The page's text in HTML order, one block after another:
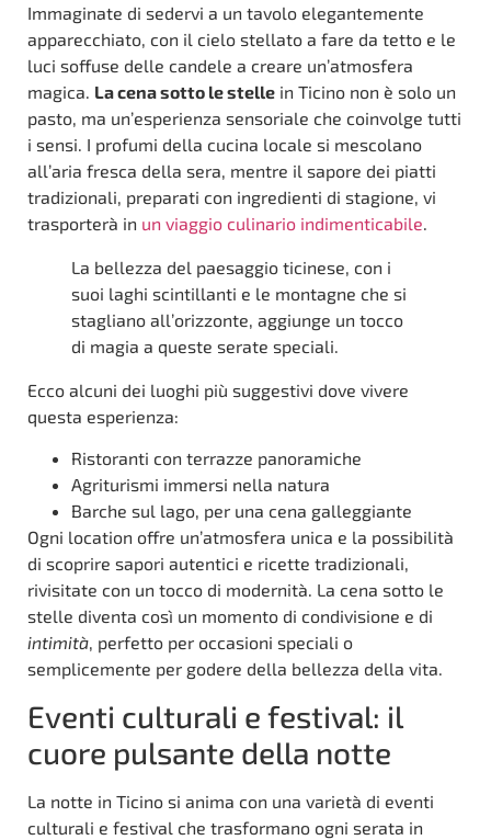
Immaginate di sedervi a un tavolo elegantemente
apparecchiato, con il cielo stellato a fare da tetto e le
luci soffuse delle candele a creare un’atmosfera
magica. La cena sotto le stelle in Ticino non è solo un
pasto, ma un’esperienza sensoriale che coinvolge tutti
i sensi. I profumi della cucina locale si mescolano
all’aria fresca della sera, mentre il sapore dei piatti
tradizionali, preparati con ingredienti di stagione, vi
trasporterà in un viaggio culinario indimenticabile.
La bellezza del paesaggio ticinese, con i
suoi laghi scintillanti e le montagne che si
stagliano all’orizzonte, aggiunge un tocco
di magia a queste serate speciali.
Ecco alcuni dei luoghi più suggestivi dove vivere
questa esperienza:
Ristoranti con terrazze panoramiche
Agriturismi immersi nella natura
Barche sul lago, per una cena galleggiante
Ogni location offre un’atmosfera unica e la possibilità
di scoprire sapori autentici e ricette tradizionali,
rivisitate con un tocco di modernità. La cena sotto le
stelle diventa così un momento di condivisione e di
intimità, perfetto per occasioni speciali o
semplicemente per godere della bellezza della vita.
Eventi culturali e festival: il
cuore pulsante della notte
La notte in Ticino si anima con una varietà di eventi
culturali e festival che trasformano ogni serata in